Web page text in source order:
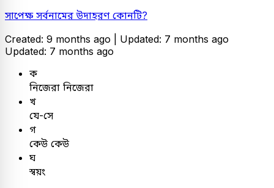
সাপেক্ষ সর্বনামের উদাহরণ কোনটি?
Created: 9 months ago | Updated: 7 months ago
Updated: 7 months ago
ক
নিজেরা নিজেরা
খ
যে-সে
গ
কেউ কেউ
ঘ
স্বয়ং